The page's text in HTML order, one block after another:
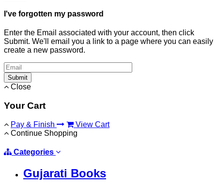
I've forgotten my password
Enter the Email associated with your account, then click
Submit. We'll email you a link to a page where you can easily
create a new password.
Submit
Close
Your Cart
Pay & Finish
View Cart
Continue Shopping
Categories
Gujarati Books